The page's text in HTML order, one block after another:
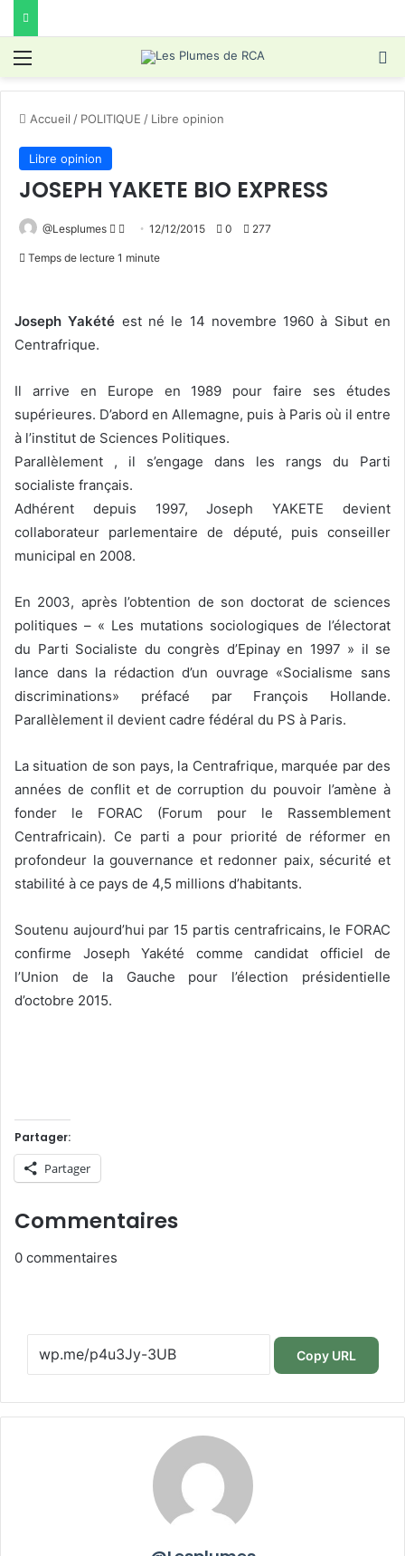
Menu
Accueil / POLITIQUE / Libre opinion
Libre opinion
JOSEPH YAKETE BIO EXPRESS
@Lesplumes
Follow
Envoyer12/12/2015 0 277
Temps de lecture 1 minute
Joseph Yakété est né le 14 novembre 1960 à Sibut en
Centrafrique.
Il arrive en Europe en 1989 pour faire ses études
supérieures. D’abord en Allemagne, puis à Paris où il entre
à l’institut de Sciences Politiques.
Parallèlement , il s’engage dans les rangs du Parti
socialiste français.
Adhérent depuis 1997, Joseph YAKETE devient
collaborateur parlementaire de député, puis conseiller
municipal en 2008.
En 2003, après l’obtention de son doctorat de sciences
politiques – « Les mutations sociologiques de l’électorat
du Parti Socialiste du congrès d’Epinay en 1997 » il se
lance dans la rédaction d’un ouvrage «Socialisme sans
discriminations» préfacé par François Hollande.
Parallèlement il devient cadre fédéral du PS à Paris.
La situation de son pays, la Centrafrique, marquée par des
années de conflit et de corruption du pouvoir l’amène à
fonder le FORAC (Forum pour le Rassemblement
Centrafricain). Ce parti a pour priorité de réformer en
profondeur la gouvernance et redonner paix, sécurité et
stabilité à ce pays de 4,5 millions d’habitants.
Soutenu aujourd’hui par 15 partis centrafricains, le FORAC
confirme Joseph Yakété comme candidat officiel de
l’Union de la Gauche pour l’élection présidentielle
d’octobre 2015.
Partager:
Partager
Commentaires
0 commentaires
Copy URL